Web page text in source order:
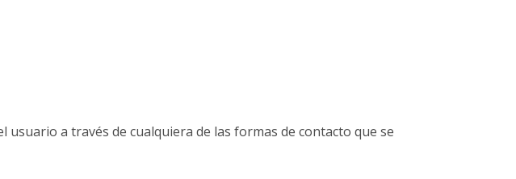
a través de cualquiera de las formas de contacto que se